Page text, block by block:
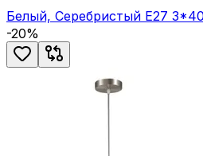
Белый, Серебристый E27
-20%